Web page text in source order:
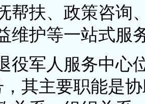
帮扶、政策咨询
维护等一站式服
军人服务中心
其主要职能是